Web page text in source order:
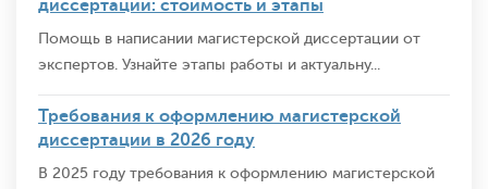
диссертации: стоимость и этапы
Помощь в написании магистерской диссертации от
экспертов. Узнайте этапы работы и актуальну...
Требования к оформлению магистерской
диссертации в 2026 году
В 2025 году требования к оформлению магистерской